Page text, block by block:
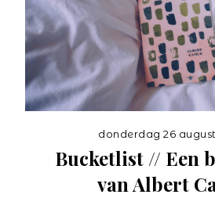
donderdag 26
Bucketlist // Een
van Albert